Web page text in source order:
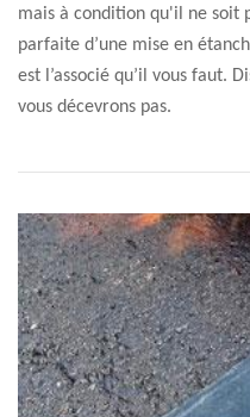
mais à condition qu'il ne soit
parfaite d’une mise en
est l’associé qu’il vous faut.
vous décevrons pas.